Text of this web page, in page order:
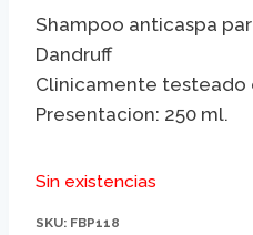
original
era:
$100.000.
Shampoo anticaspa
Dandruff
Clinicamente testeado
Presentacion: 250 ml.
Sin existencias
SKU: FBP118